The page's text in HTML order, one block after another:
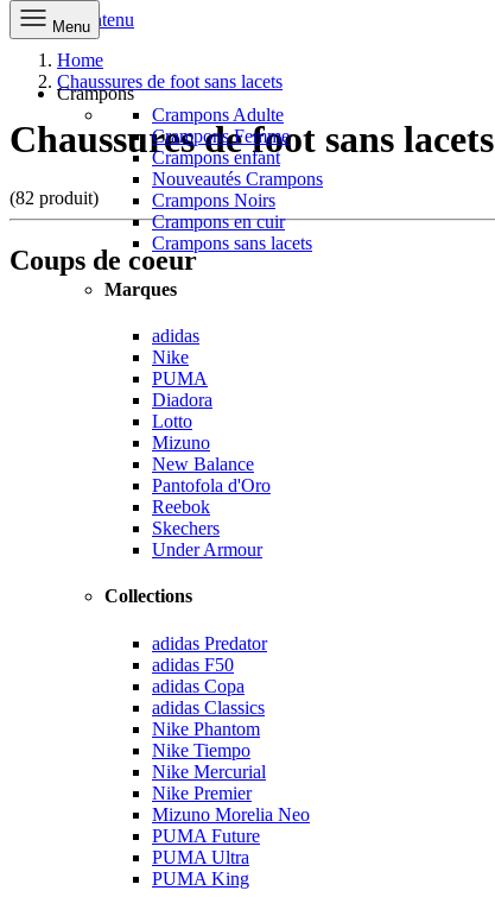
Aller au contenu
Menu
Crampons
Crampons Adulte
Crampons Femme
Crampons enfant
Nouveautés Crampons
Crampons Noirs
Crampons en cuir
Crampons sans lacets
Marques
adidas
Nike
PUMA
Diadora
Lotto
Mizuno
New Balance
Pantofola d'Oro
Reebok
Skechers
Under Armour
Collections
adidas Predator
adidas F50
adidas Copa
adidas Classics
Nike Phantom
Nike Tiempo
Nike Mercurial
Nike Premier
Mizuno Morelia Neo
PUMA Future
PUMA Ultra
PUMA King
Home
Chaussures de foot sans lacets
Chaussures de foot sans lacets
(82 produit)
Coups de coeur